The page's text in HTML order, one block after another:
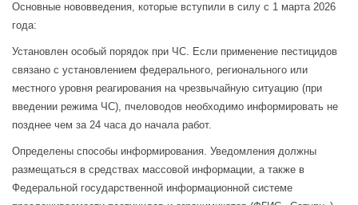
Основные нововведения, которые вступили в силу с 1 марта 2026
года:
Установлен особый порядок при ЧС. Если применение пестицидов
связано с установлением федерального, регионального или
местного уровня реагирования на чрезвычайную ситуацию (при
введении режима ЧС), пчеловодов необходимо информировать не
позднее чем за 24 часа до начала работ.
Определены способы информирования. Уведомления должны
размещаться в средствах массовой информации, а также в
Федеральной государственной информационной системе